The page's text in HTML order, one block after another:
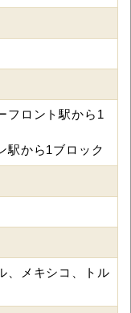
フロント駅から1
駅から1ブロック
、メキシコ、トル